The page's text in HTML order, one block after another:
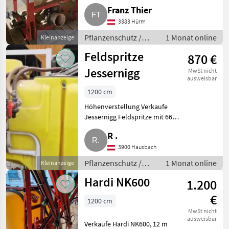
Kleinanzeige
Zwischenreihenspritzung in
Kürbis verwendet.
Pflanzenschutz Feldspritzen
Franz Thier
3383 Hürm
Pflanzenschutz /
Feldspritzen
1 Monat online
Kleinanzeige
Feldspritze
Jessernigg
870 €
MwSt nicht
ausweisbar
1200 cm
Höhenverstellung Verkaufe
Jessernigg Feldspritze mit 660 l
Fassungsvermögen und 12 m
Balken. Pflanzenschutz
Feldspritzen
R .
3900 Hausbach
Pflanzenschutz /
Feldspritzen
1 Monat online
Hardi NK600
1.200
€
MwSt nicht
ausweisbar
1200 cm
Verkaufe Hardi NK600, 12 m